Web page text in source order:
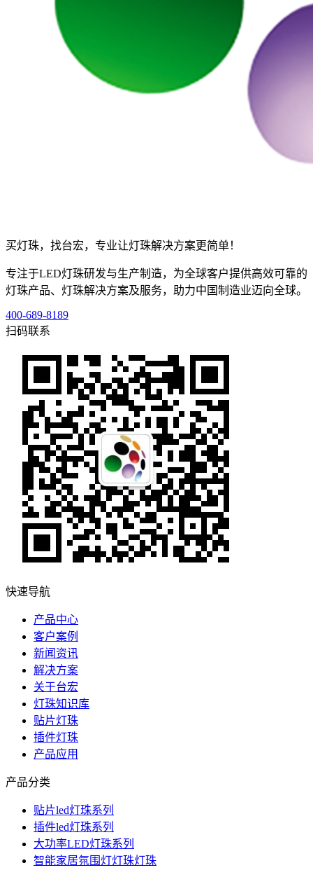
买灯珠，找台宏，专业让灯珠解决方案更简单！
专注于LED灯珠研发与生产制造，为全球客户提供高效可靠的
灯珠产品、灯珠解决方案及服务，助力中国制造业迈向全球。
400-689-8189
扫码联系
快速导航
产品中心
客户案例
新闻资讯
解决方案
关于台宏
灯珠知识库
贴片灯珠
插件灯珠
产品应用
产品分类
贴片led灯珠系列
插件led灯珠系列
大功率LED灯珠系列
智能家居氛围灯灯珠灯珠